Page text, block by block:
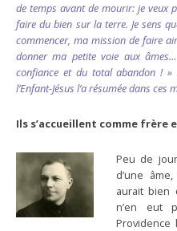
de temps avant de mourir: je veux
faire du bien sur la terre. Je sens
commencer, ma mission de faire
donner ma petite voie aux
confiance et du total abandon ! »
l’Enfant-Jésus l’a résumée dans ces
Ils s’accueillent comme
Peu de
d’une
aurait bien
n’en eut